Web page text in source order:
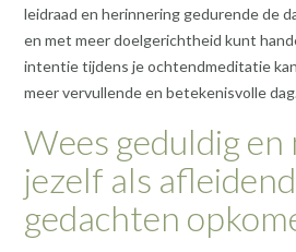
leidraad en herinnering gedurende de
en met meer doelgerichtheid kunt
intentie tijdens je ochtendmeditatie
meer vervullende en betekenisvolle
Wees geduldig
jezelf als
gedachten